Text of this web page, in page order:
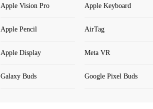
Apple Vision Pro Apple Keyboard
Apple Pencil AirTag
Apple Display Meta VR
Galaxy Buds Google Pixel Buds